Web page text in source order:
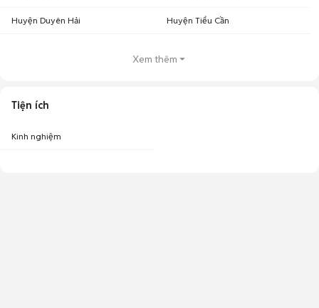
Huyện Duyên Hải Huyện Tiểu Cần
Xem thêm
Tiện ích
Kinh nghiệm